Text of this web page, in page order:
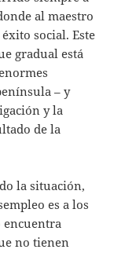
al maestro
social. Este
gradual está
– y
y la
de la
la situación,
es a los
encuentra
no tienen